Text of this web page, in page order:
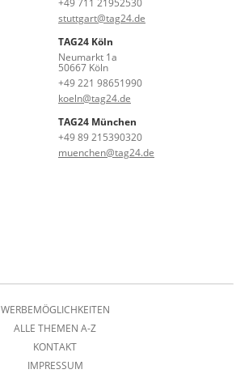
+49 711 21952530
stuttgart@tag24.de
TAG24 Köln
Neumarkt 1a
50667 Köln
+49 221 98651990
koeln@tag24.de
TAG24 München
+49 89 215390320
muenchen@tag24.de
WERBEMÖGLICHKEITEN
ALLE THEMEN A-Z
KONTAKT
IMPRESSUM